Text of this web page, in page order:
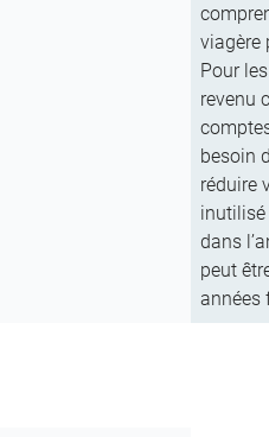
viagère
Pour
revenu
besoin
réduire
inutilisé
dans
peut
années